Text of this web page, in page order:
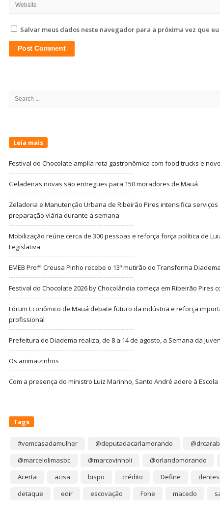
Salvar meus dados neste navegador para a próxima vez que
Leia mais
Festival do Chocolate amplia rota gastronômica com food trucks e
Geladeiras novas são entregues para 150 moradores de Mauá
Zeladoria e Manutenção Urbana de Ribeirão Pires intensifica
preparação viária durante a semana
Mobilização reúne cerca de 300 pessoas e reforça força política de
Legislativa
EMEB Profª Creusa Pinho recebe o 13º mutirão do Transforma
Festival do Chocolate 2026 by Chocolândia começa em Ribeirão Pires
Fórum Econômico de Mauá debate futuro da indústria e reforça
profissional
Prefeitura de Diadema realiza, de 8 a 14 de agosto, a Semana da
Os animaizinhos
Com a presença do ministro Luiz Marinho, Santo André adere à
Tags
#vemcasadamulher @deputadacarlamorando
@marcelolimasbc
@marcovinholi
@orlandomorando
Acerta
acisa bispo crédito Define
dentes
detaque
edir escovação Fone macedo